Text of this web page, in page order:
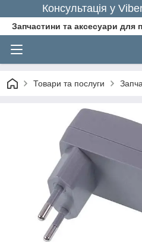
Консультація у
Запчастини та аксесуари для
Товари та послуги